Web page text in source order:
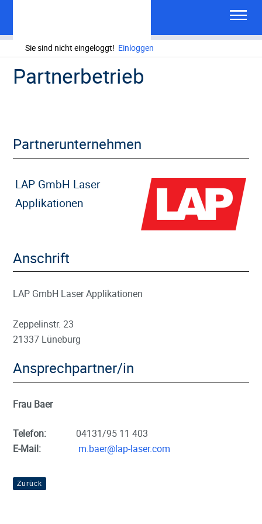
Sie sind nicht eingeloggt! Einloggen
Partnerbetrieb
Partnerunternehmen
LAP GmbH Laser
Applikationen
Anschrift
LAP GmbH Laser Applikationen
Zeppelinstr. 23
21337 Lüneburg
Ansprechpartner/in
Frau Baer
Telefon:
04131/95 11 403
E-Mail:
m.baer@lap-laser.com
Zurück